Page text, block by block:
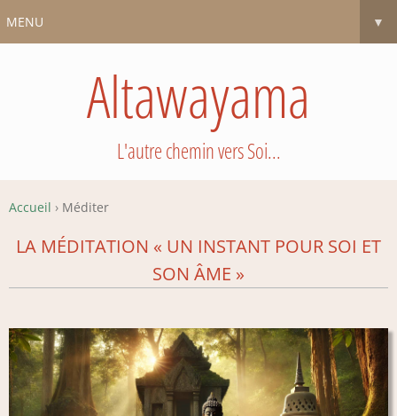
MENU ▼
Altawayama
L'autre chemin vers Soi...
Accueil › Méditer
LA MÉDITATION « UN INSTANT POUR SOI ET
SON ÂME »